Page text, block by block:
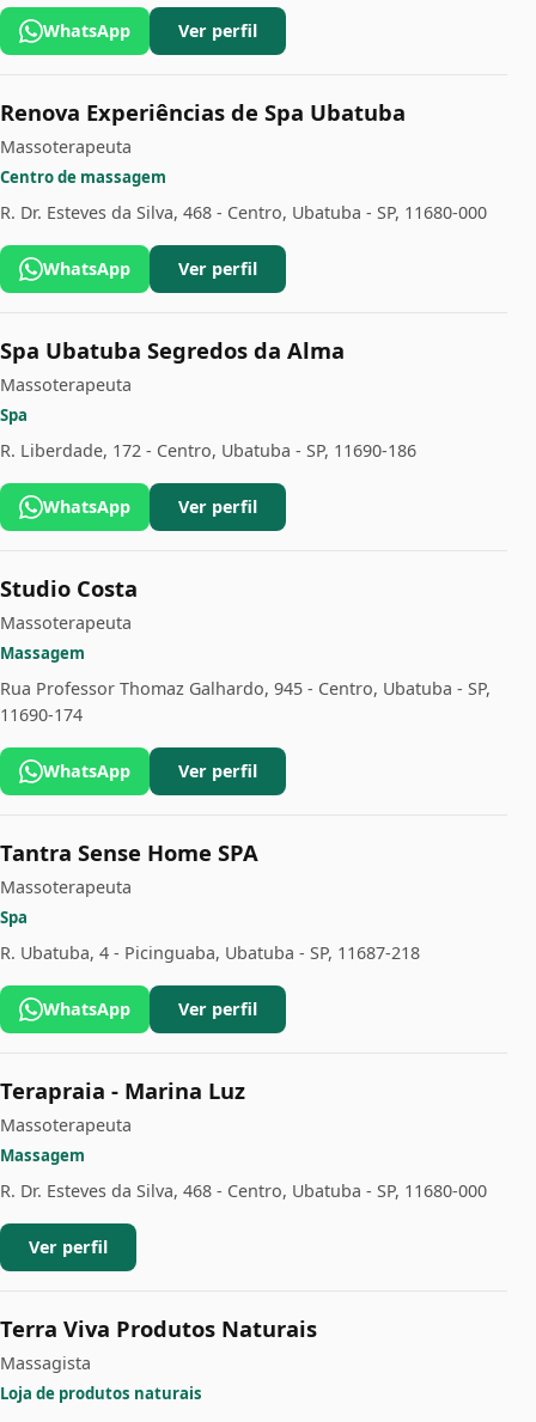
WhatsApp Ver perfil
Renova Experiências de Spa Ubatuba
Massoterapeuta
Centro de massagem
R. Dr. Esteves da Silva, 468 - Centro, Ubatuba - SP, 11680-000
WhatsApp Ver perfil
Spa Ubatuba Segredos da Alma
Massoterapeuta
Spa
R. Liberdade, 172 - Centro, Ubatuba - SP, 11690-186
WhatsApp Ver perfil
Studio Costa
Massoterapeuta
Massagem
Rua Professor Thomaz Galhardo, 945 - Centro, Ubatuba - SP,
11690-174
WhatsApp Ver perfil
Tantra Sense Home SPA
Massoterapeuta
Spa
R. Ubatuba, 4 - Picinguaba, Ubatuba - SP, 11687-218
WhatsApp Ver perfil
Terapraia - Marina Luz
Massoterapeuta
Massagem
R. Dr. Esteves da Silva, 468 - Centro, Ubatuba - SP, 11680-000
Ver perfil
Terra Viva Produtos Naturais
Massagista
Loja de produtos naturais